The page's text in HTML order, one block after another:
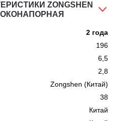
ZONGSHEN
2 года
196
6,5
2,8
Zongshen (Китай)
38
Китай